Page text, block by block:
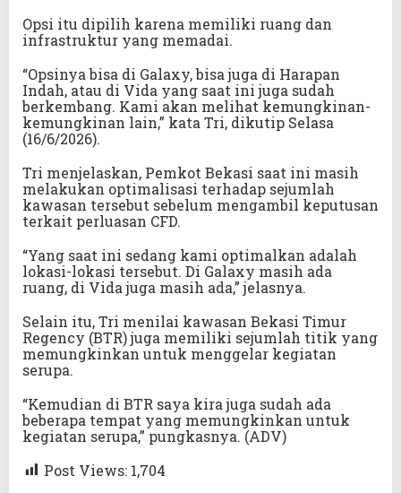
Opsi itu dipilih karena memiliki ruang dan
infrastruktur yang memadai.
“Opsinya bisa di Galaxy, bisa juga di Harapan
Indah, atau di Vida yang saat ini juga sudah
berkembang. Kami akan melihat kemungkinan-
kemungkinan lain,” kata Tri, dikutip Selasa
(16/6/2026).
Tri menjelaskan, Pemkot Bekasi saat ini masih
melakukan optimalisasi terhadap sejumlah
kawasan tersebut sebelum mengambil keputusan
terkait perluasan CFD.
“Yang saat ini sedang kami optimalkan adalah
lokasi-lokasi tersebut. Di Galaxy masih ada
ruang, di Vida juga masih ada,” jelasnya.
Selain itu, Tri menilai kawasan Bekasi Timur
Regency (BTR) juga memiliki sejumlah titik yang
memungkinkan untuk menggelar kegiatan
serupa.
“Kemudian di BTR saya kira juga sudah ada
beberapa tempat yang memungkinkan untuk
kegiatan serupa,” pungkasnya. (ADV)
Post Views: 1,704